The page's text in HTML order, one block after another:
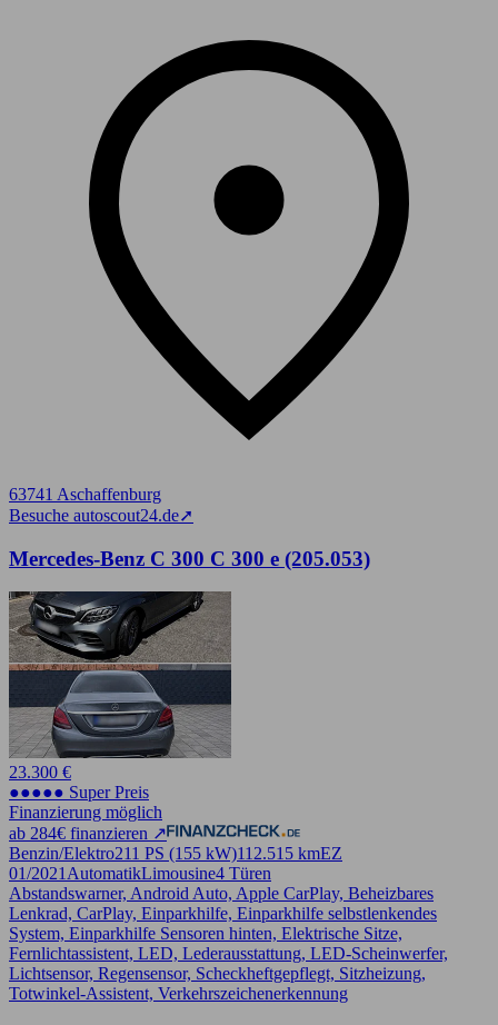
63741 Aschaffenburg
Besuche autoscout24.de➚
Mercedes-Benz C 300 C 300 e (205.053)
23.300 €
●●●●● Super Preis
Finanzierung möglich
ab 284€ finanzieren ↗
Benzin/Elektro211 PS (155 kW)112.515 kmEZ
01/2021 AutomatikLimousine4 Türen
Abstandswarner, Android Auto, Apple CarPlay, Beheizbares
Lenkrad, CarPlay, Einparkhilfe, Einparkhilfe selbstlenkendes
System, Einparkhilfe Sensoren hinten, Elektrische Sitze,
Fernlichtassistent, LED, Lederausstattung, LED-Scheinwerfer,
Lichtsensor, Regensensor, Scheckheftgepflegt, Sitzheizung,
Totwinkel-Assistent, Verkehrszeichenerkennung